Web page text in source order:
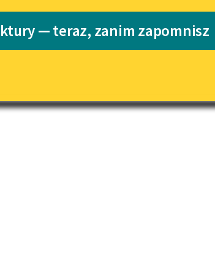
Lektury szkolne i klasyka
literatury do słuchania dla
E-kolekcja lektur szkolnych i
literatury do słuchania dla
Katalog
Katalog w
— teraz, zanim zapomnisz
Cecylii Walewskiej